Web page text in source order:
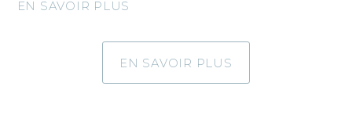
EN SAVOIR PLUS
EN SAVOIR PLUS